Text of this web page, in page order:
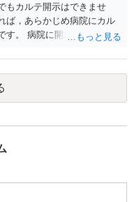
もカルテ開示はできませ
ば，あらかじめ病院にカル
す。 病院に開示しないよう
してはどうかなという感じ